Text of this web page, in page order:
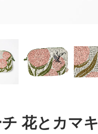
花とカマキ